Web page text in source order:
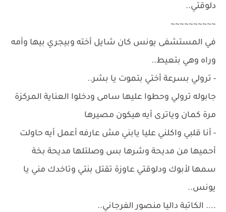
دلوقتي..
~~~~~~~~~~
في المستشفى يونس كان شايل أخته وبيجري بيها وأمه
وراه وهي بتعيط..
- ترولي بسرعة أختي بتموت يا بشر..
جابوله ترولي وحطوا عليها سامى ودخلوا العناية المركزة
مرة كمان وياترى أيه هيكون مصيرها
- أنا قلبي واكلني عليا يابني مش عارفه أعمل أيه حاولت
أحميها من مديحة وشرها بس وصلتلها مديحة بخة
سمها لأبوك ودلوقتي عاوزة تقتل بنتي وتاخدك مني يا
يونس..
.... الكاتبة داليا منصور الفرجاني..